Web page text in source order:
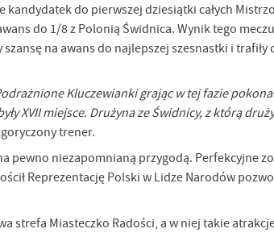
do pierwszej dziesiątki całych
do 1/8 z Polonią Świdnica. Wynik tego
szansę na awans do najlepszej szesnastki i
Kluczewianki grając w tej fazie
XVII miejsce. Drużyna ze Świdnicy, z którą
trener.
pewno niezapomnianą przygodą. Perfekcyjne
Reprezentację Polski w Lidze Narodów
strefa Miasteczko Radości, a w niej takie